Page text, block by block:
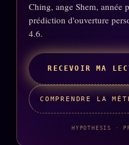
Business
Corrections ·
Mentions légales
llms.txt
Ching, ange Shem, année
prédiction d'ouverture
4.6.
RECEVOIR MA
COMPRENDRE LA
HYPOTHESIS ·